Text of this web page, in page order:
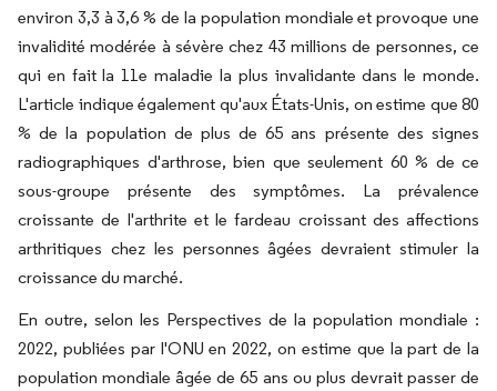
environ 3,3 à 3,6 % de la population mondiale et provoque une
invalidité modérée à sévère chez 43 millions de personnes, ce
qui en fait la 11e maladie la plus invalidante dans le monde.
L'article indique également qu'aux États-Unis, on estime que 80
% de la population de plus de 65 ans présente des signes
radiographiques d'arthrose, bien que seulement 60 % de ce
sous-groupe présente des symptômes. La prévalence
croissante de l'arthrite et le fardeau croissant des affections
arthritiques chez les personnes âgées devraient stimuler la
croissance du marché.
En outre, selon les Perspectives de la population mondiale :
2022, publiées par l'ONU en 2022, on estime que la part de la
population mondiale âgée de 65 ans ou plus devrait passer de